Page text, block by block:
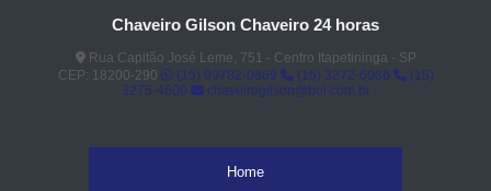
Chaveiro Gilson Chaveiro 24 horas
Rua Capitão José Leme, 751 - Centro Itapetininga - SP
CEP: 18200-290
(15) 99782-0869 (15) 3272-6086
(15)
3275-4600
chaveirogilson@bol.com.br
Home